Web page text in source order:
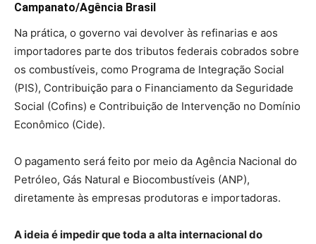
Campanato/Agência Brasil
Na prática, o governo vai devolver às refinarias e aos
importadores parte dos tributos federais cobrados sobre
os combustíveis, como Programa de Integração Social
(PIS), Contribuição para o Financiamento da Seguridade
Social (Cofins) e Contribuição de Intervenção no Domínio
Econômico (Cide).
O pagamento será feito por meio da Agência Nacional do
Petróleo, Gás Natural e Biocombustíveis (ANP),
diretamente às empresas produtoras e importadoras.
A ideia é impedir que toda a alta internacional do